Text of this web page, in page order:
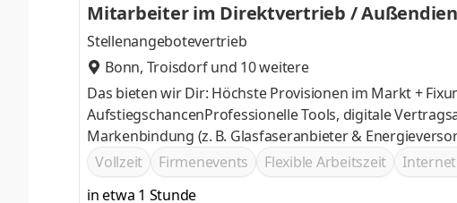
Mitarbeiter im Direktvertrieb /
Stellenangebotevertrieb
Bonn, Troisdorfund 10 weitere
Das bieten wir Dir: Höchste Provisionen im Markt +
AufstiegschancenProfessionelle Tools, digitale
Markenbindung (z. B. Glasfaseranbieter &
Vollzeit
Firmenevents Flexible Arbeitszeit
in etwa 1 Stunde